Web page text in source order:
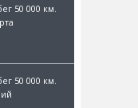
50 000 км.
50 000 км.